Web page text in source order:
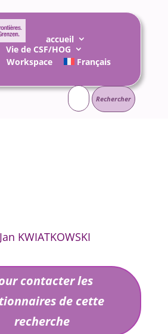
accueil
Vie de CSF/HOG
Workspace
Français
Rechercher :
KWIATKOWSKI
contacter les
de cette
recherche